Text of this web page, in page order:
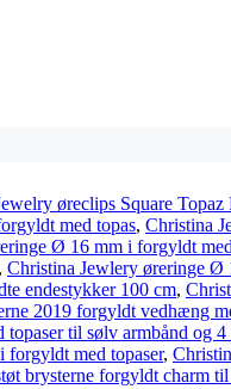
øreclips Square Topaz
med topas, Christina
Ø 16 mm i forgyldt
, Christina Jewlery øreringe Ø
endestykker 100 cm,
2019 forgyldt vedhæng
topaser til sølv armbånd og
forgyldt med topaser,
brysterne forgyldt charm